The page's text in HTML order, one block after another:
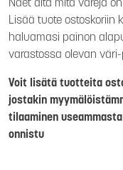
Näet alta mitä värejä
Lisää tuote ostoskoriin
haluamasi painon
varastossa olevan
Voit lisätä tuotteita
jostakin
tilaaminen
onnistu